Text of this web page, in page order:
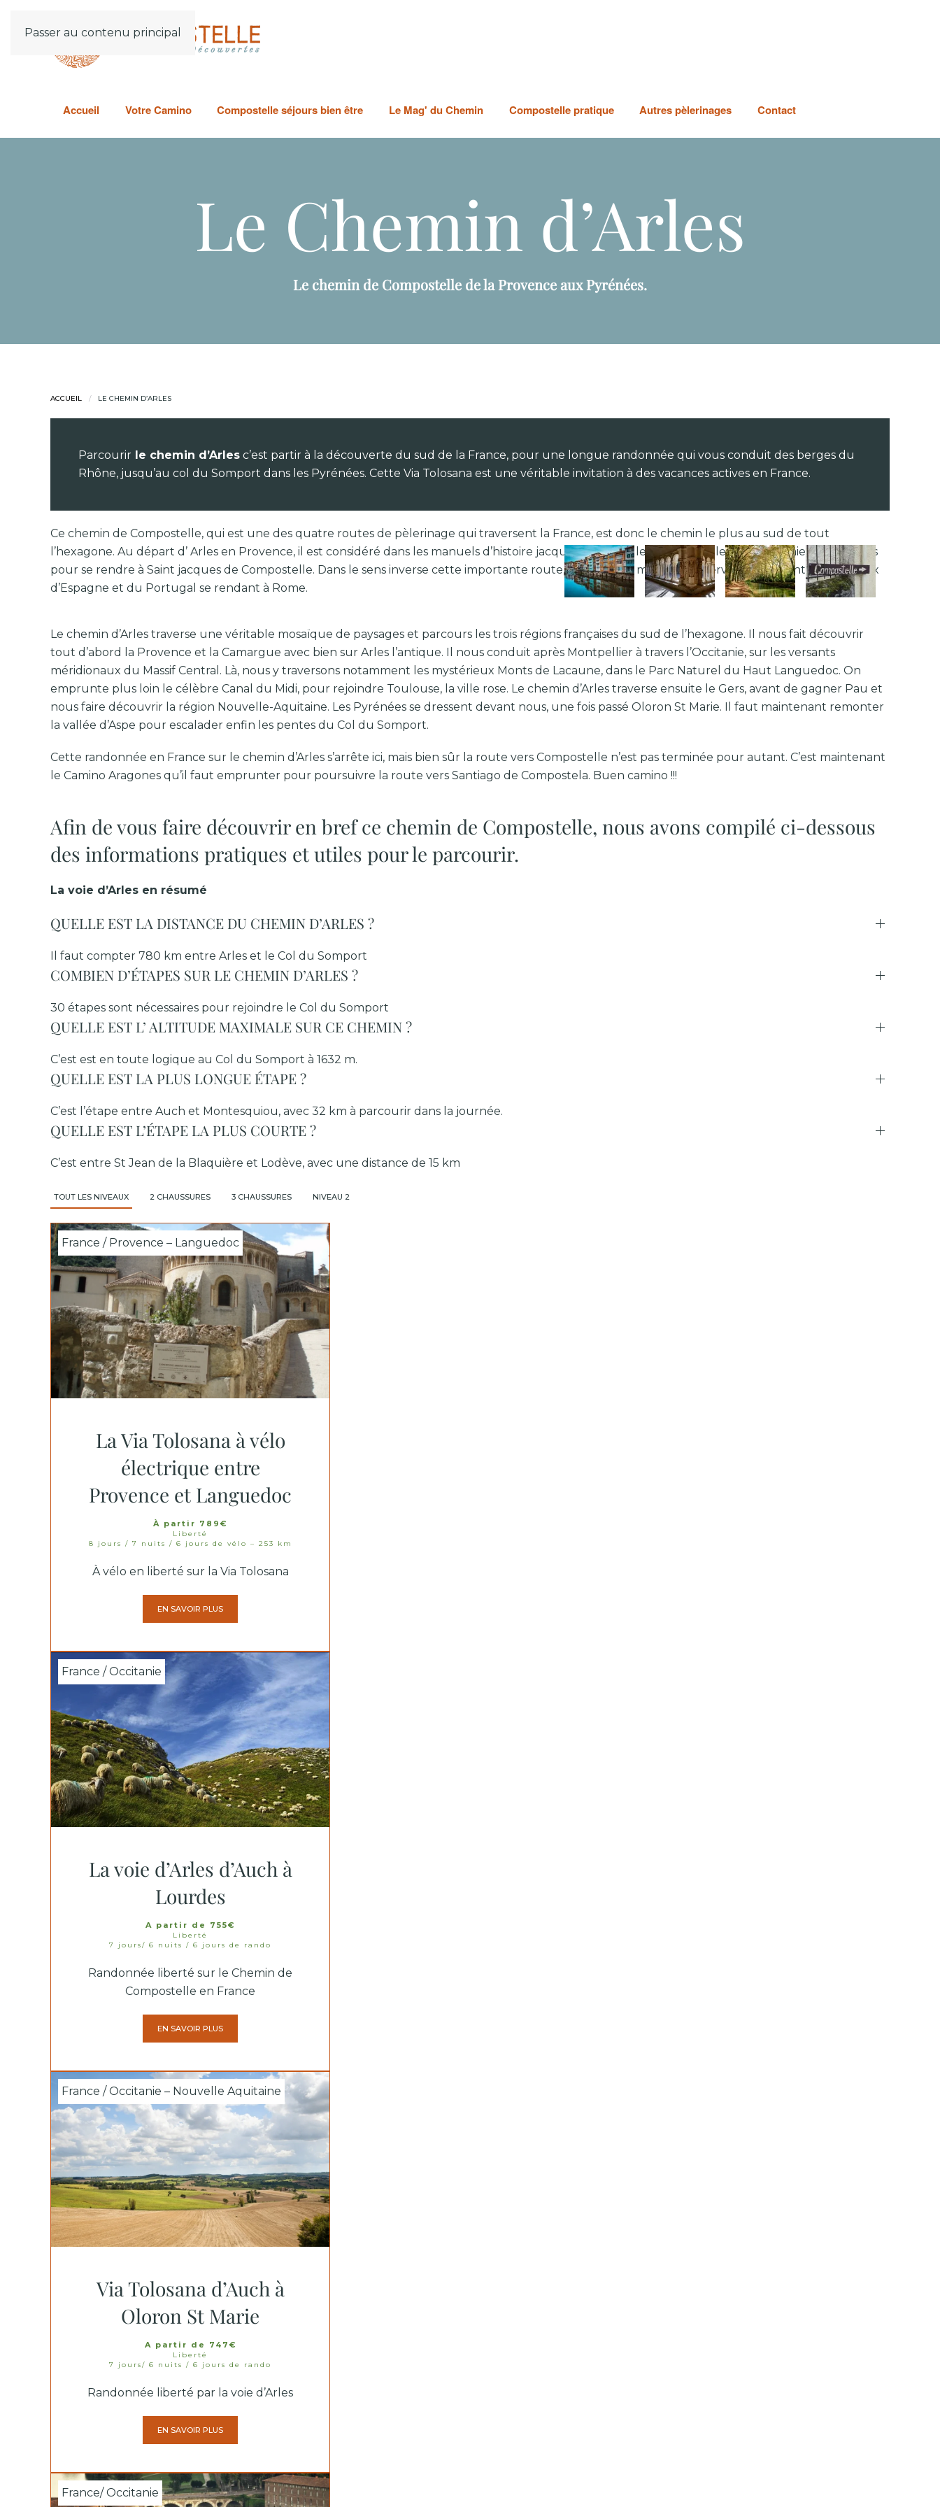
Passer au contenu principal
Accueil Votre Camino Compostelle séjours bien être Le Mag' du Chemin Compostelle pratique Autres pèlerinages Contact
Le Chemin d’Arles
Le chemin de Compostelle de la Provence aux Pyrénées.
ACCUEIL LE CHEMIN D’ARLES
Parcourir le chemin d’Arles c’est partir à la découverte du sud de la France, pour une longue randonnée qui vous conduit des berges du
Rhône, jusqu’au col du Somport dans les Pyrénées. Cette Via Tolosana est une véritable invitation à des vacances actives en France.
Ce chemin de Compostelle, qui est une des quatre routes de pèlerinage qui traversent la France, est donc le chemin le plus au sud de tout
l’hexagone. Au départ d’ Arles en Provence, il est considéré dans les manuels d’histoire jacquaire comme le chemin par lequel transitaient les italiens
pour se rendre à Saint jacques de Compostelle. Dans le sens inverse cette importante route, qui date du moyen age, servait également aux romieux
d’Espagne et du Portugal se rendant à Rome.
Le chemin d’Arles traverse une véritable mosaïque de paysages et parcours les trois régions françaises du sud de l’hexagone. Il nous fait découvrir
tout d’abord la Provence et la Camargue avec bien sur Arles l’antique. Il nous conduit après Montpellier à travers l’Occitanie, sur les versants
méridionaux du Massif Central. Là, nous y traversons notamment les mystérieux Monts de Lacaune, dans le Parc Naturel du Haut Languedoc. On
emprunte plus loin le célèbre Canal du Midi, pour rejoindre Toulouse, la ville rose. Le chemin d’Arles traverse ensuite le Gers, avant de gagner Pau et
nous faire découvrir la région Nouvelle-Aquitaine. Les Pyrénées se dressent devant nous, une fois passé Oloron St Marie. Il faut maintenant remonter
la vallée d’Aspe pour escalader enfin les pentes du Col du Somport.
Cette randonnée en France sur le chemin d’Arles s’arrête ici, mais bien sûr la route vers Compostelle n’est pas terminée pour autant. C’est maintenant
le Camino Aragones qu’il faut emprunter pour poursuivre la route vers Santiago de Compostela. Buen camino !!!
Afin de vous faire découvrir en bref ce chemin de Compostelle, nous avons compilé ci-dessous
des informations pratiques et utiles pour le parcourir.
La voie d’Arles en résumé
QUELLE EST LA DISTANCE DU CHEMIN D’ARLES ?
Il faut compter 780 km entre Arles et le Col du Somport
COMBIEN D’ÉTAPES SUR LE CHEMIN D’ARLES ?
30 étapes sont nécessaires pour rejoindre le Col du Somport
QUELLE EST L’ ALTITUDE MAXIMALE SUR CE CHEMIN ?
C’est est en toute logique au Col du Somport à 1632 m.
QUELLE EST LA PLUS LONGUE ÉTAPE ?
C’est l’étape entre Auch et Montesquiou, avec 32 km à parcourir dans la journée.
QUELLE EST L’ÉTAPE LA PLUS COURTE ?
C’est entre St Jean de la Blaquière et Lodève, avec une distance de 15 km
TOUT LES NIVEAUX 2 CHAUSSURES 3 CHAUSSURES NIVEAU 2
La Via Tolosana à vélo
électrique entre
Provence et Languedoc
À partir 789€
Liberté
8 jours / 7 nuits / 6 jours de vélo – 253 km
France / Provence – Languedoc
À vélo en liberté sur la Via Tolosana
EN SAVOIR PLUS
La voie d’Arles d’Auch à
Lourdes
A partir de 755€
Liberté
7 jours/ 6 nuits / 6 jours de rando
France / Occitanie
Randonnée liberté sur le Chemin de
Compostelle en France
EN SAVOIR PLUS
Via Tolosana d’Auch à
Oloron St Marie
A partir de 747€
Liberté
7 jours/ 6 nuits / 6 jours de rando
France / Occitanie – Nouvelle Aquitaine
Randonnée liberté par la voie d’Arles
EN SAVOIR PLUS
France/ Occitanie